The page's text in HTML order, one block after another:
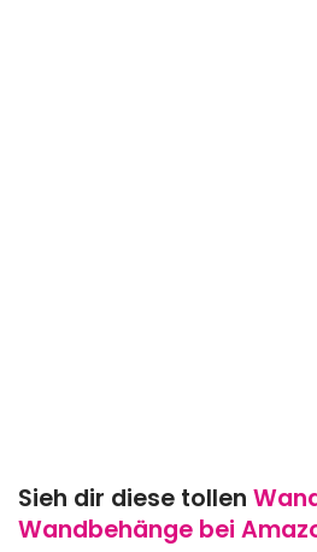
Sieh dir diese tollen
Wandbehänge bei